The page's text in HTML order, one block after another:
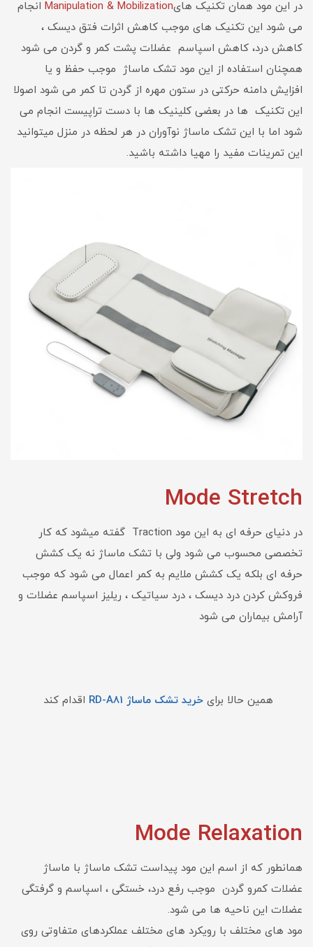
در این مود همان تکنیک هایManipulation & Mobilization انجام
می شود این تکنیک های موجب کاهش اثرات فتق دیسک ،
کاهش درد، کاهش اسپاسم عضلات پشت کمر و گردن می شود
همچنان استفاده از این مود تشک ماساژ موجب حفظ و یا
افزایش دامنه حرکتی در ستون مهره از گردن تا کمر می شود اصولا
این تکنیک ها در بعضی کلینیک ها با دست تراپیست انجام می
شود اما با این تشک ماساژ نوآوران در هر لحظه در منزل میتوانید
این تمرینات مفید را مهیا داشته باشید.
Mode Stretch
در دنیای حرفه ای به این مود Traction گفته میشود که کار
تخصصی محسوب می شود ولی با تشک ماساژ نه یک کشش
حرفه ای بلکه یک کشش ملایم به کمر اعمال می شود که موجب
فروکش کردن درد دیسک ، درد سیاتیک ، ریلیز اسپاسم عضلات و
آرامش بیماران می شود
همین حالا برای خرید تشک ماساژ RD-A81 اقدام کند
Mode Relaxation
همانطور که از اسم این مود پیداست تشک ماساژ با ماساژ
عضلات کمرو گردن موجب رفع درد، خستگی ، اسپاسم و گرفتگی
عضلات این ناحیه ها می شود.
مود های مختلف با رویکرد های مختلف عملکردهای متفاوتی روی